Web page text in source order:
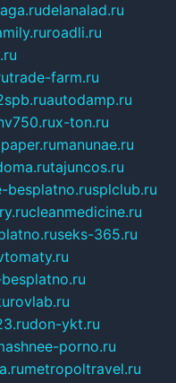
delanalad.ru
roadli.ru
trade-farm.ru
autodamp.ru
x-ton.ru
manunae.ru
tajuncos.ru
besplatno.rusplclub.ru
cleanmedicine.ru
seks-365.ru
don-ykt.ru
porno.ru
metropoltravel.ru